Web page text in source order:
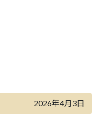
2026年4月3日